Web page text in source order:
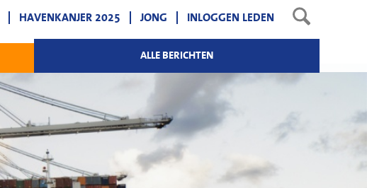
ALLE BERICHTEN
HAVENKANJER 2025 JONG INLOGGEN LEDEN